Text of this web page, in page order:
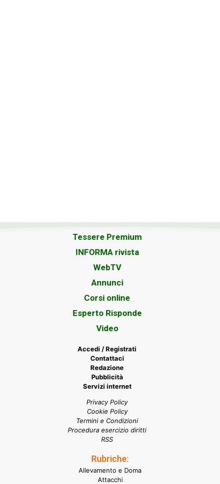
Tessere Premium
INFORMA rivista
WebTV
Annunci
Corsi online
Esperto Risponde
Video
Accedi / Registrati
Contattaci
Redazione
Pubblicità
Servizi internet
Privacy Policy
Cookie Policy
Termini e Condizioni
Procedura esercizio diritti
RSS
Rubriche:
Allevamento e Doma
Attacchi